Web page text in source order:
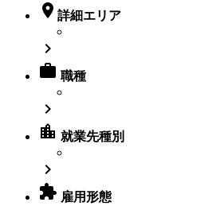
 詳細エリア

 職種

location_city 就業先種別

 雇用形態